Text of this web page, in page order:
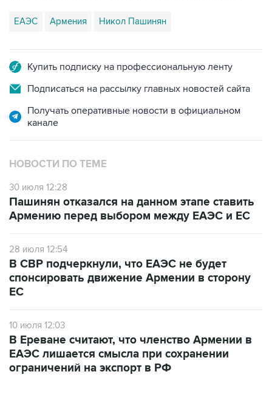
ЕАЭС Армения Никол Пашинян
Купить подписку на профессиональную ленту
Подписаться на рассылку главных новостей сайта
Получать оперативные новости в официальном
канале
НОВОСТИ ПО ТЕМЕ
30 июля 12:28
Пашинян отказался на данном этапе ставить
Армению перед выбором между ЕАЭС и ЕС
28 июля 12:54
В СВР подчеркнули, что ЕАЭС не будет
спонсировать движение Армении в сторону
ЕС
10 июля 12:03
В Ереване считают, что членство Армении в
ЕАЭС лишается смысла при сохранении
ограничений на экспорт в РФ